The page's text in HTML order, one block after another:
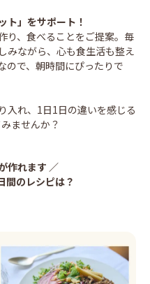
」をサポート！
り、食べることをご提案。毎
みながら、心も食生活も整え
ので、朝時間にぴったりで
入れ、1日1日の違いを感じる
ませんか？
作れます ／
間のレシピは？